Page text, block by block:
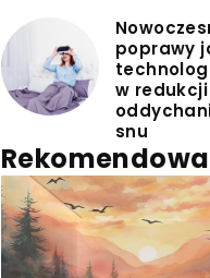
poprawy
w
snu